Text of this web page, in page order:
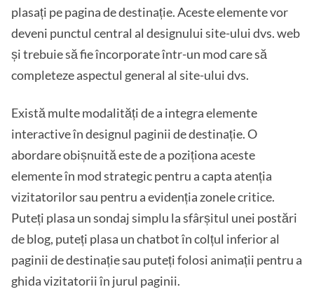
plasați pe pagina de destinație. Aceste elemente vor
deveni punctul central al designului site-ului dvs. web
și trebuie să fie încorporate într-un mod care să
completeze aspectul general al site-ului dvs.
Există multe modalități de a integra elemente
interactive în designul paginii de destinație. O
abordare obișnuită este de a poziționa aceste
elemente în mod strategic pentru a capta atenția
vizitatorilor sau pentru a evidenția zonele critice.
Puteți plasa un sondaj simplu la sfârșitul unei postări
de blog, puteți plasa un chatbot în colțul inferior al
paginii de destinație sau puteți folosi animații pentru a
ghida vizitatorii în jurul paginii.